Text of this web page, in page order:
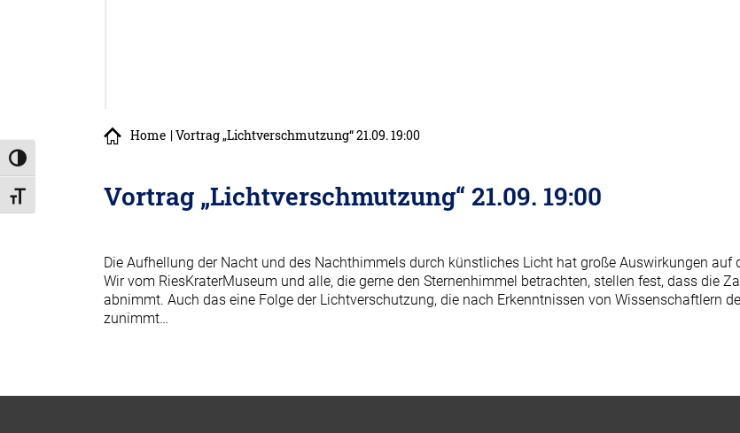
Umschalten auf hohe Kontraste
Schrift vergrößern
Home | Vortrag „Lichtverschmutzung“ 21.09. 19:00
Vortrag „Lichtverschmutzung“ 21.09. 19:00
Die Aufhellung der Nacht und des Nachthimmels durch künstliches Licht hat große Auswirkungen
Wir vom RiesKraterMuseum und alle, die gerne den Sternenhimmel betrachten, stellen fest, dass die
abnimmt. Auch das eine Folge der Lichtverschutzung, die nach Erkenntnissen von Wissenschaftlern
zunimmt…